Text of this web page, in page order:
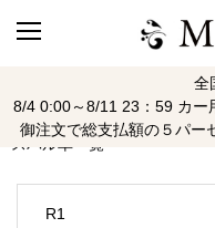
全
8/4 0:00～8/11 23：59 カー
御注文で総支払額の５パー
スバル
スバル車一覧
R1